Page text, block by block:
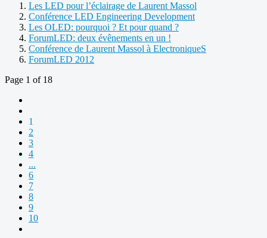
Les LED pour l’éclairage de Laurent Massol
Conférence LED Engineering Development
Les OLED: pourquoi ? Et pour quand ?
ForumLED: deux évênements en un !
Conférence de Laurent Massol à ElectroniqueS
ForumLED 2012
Page 1 of 18
1
2
3
4
...
6
7
8
9
10